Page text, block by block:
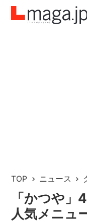
TOP ニュース
「かつや」
人気メニュ